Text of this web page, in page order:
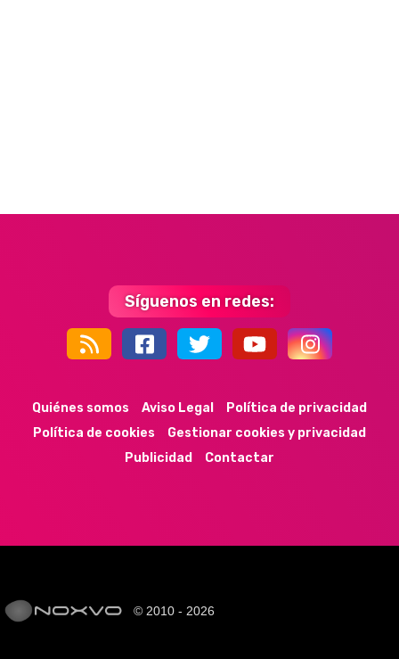
Síguenos en redes:
Quiénes somos Aviso Legal
Política de privacidad
Política de cookies
Gestionar cookies y privacidad
Publicidad
Contactar
© 2010 - 2026